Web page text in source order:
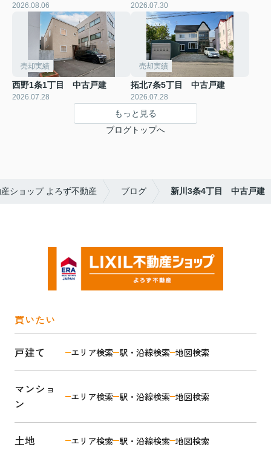
2026.08.06 2026.07.30
売却実績
西野1条1丁目 中古戸建
2026.07.28
売却実績
拓北7条5丁目 中古戸建
2026.07.28
もっと見る
ブログトップへ
ショップ よろず不動産 ブログ 新川3条4丁目 中古戸建
買いたい
戸建て エリア検索 駅・沿線検索 地図検索
マンショ
ン
エリア検索 駅・沿線検索 地図検索
土地 エリア検索 駅・沿線検索 地図検索